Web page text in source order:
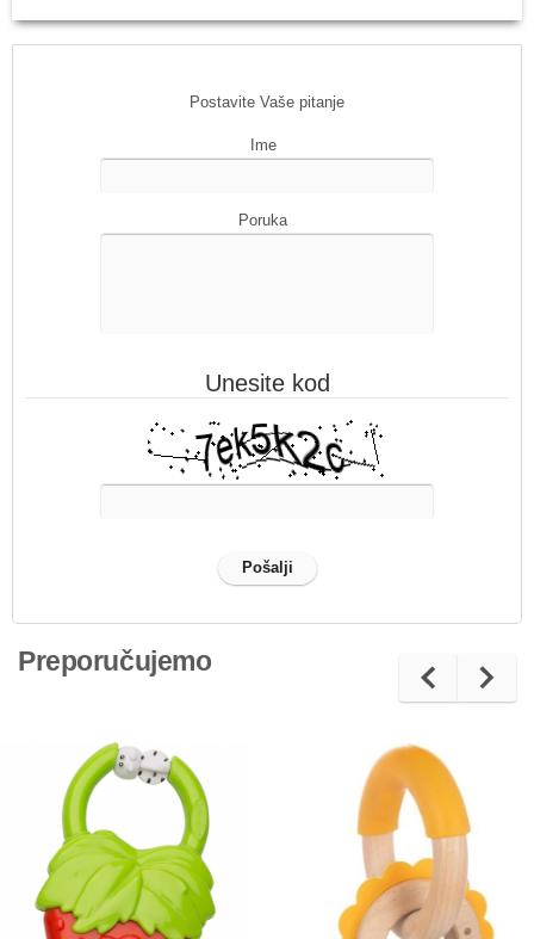
Postavite Vaše pitanje
Ime
Poruka
Unesite kod
Preporučujemo